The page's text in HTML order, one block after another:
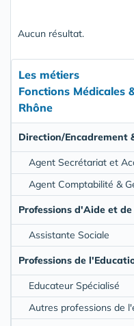
Aucun résultat.
Les métiers
Fonctions Médicales
Rhône
Direction/
Agent Secrétariat et
Agent Comptabilité &
Professions d'Aide et de
Assistante Sociale
Professions de
Educateur Spécialisé
Autres professions de